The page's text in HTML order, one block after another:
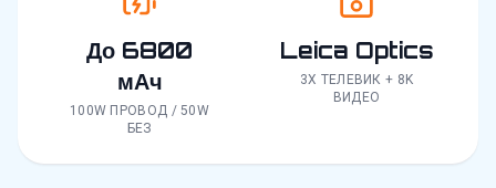
До 6800
мАч
100W ПРОВОД / 50W
БЕЗ
Leica Optics
3X ТЕЛЕВИК + 8K
ВИДЕО